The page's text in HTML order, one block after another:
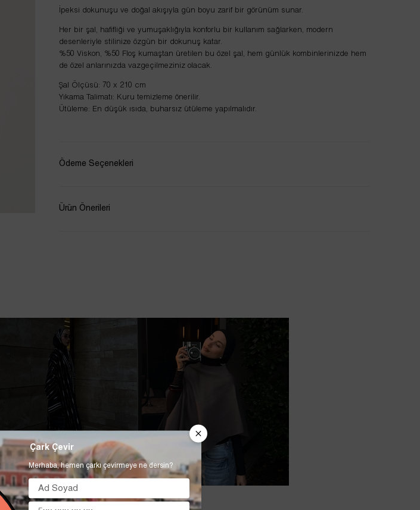
İpeksi dokunuşu ve doğal akışıyla gün boyu zarif bir görünüm sunar.
Her bir şal, hafifliği ve yumuşaklığıyla konforlu bir kullanım sağlarken, modern
desenleriyle stilinize özgün bir dokunuş katar.
%50 Viskon, %50 Floş kumaştan üretilen bu özel şal, hem günlük kombinlerinizde hem
de özel anlarınızda vazgeçilmeziniz olacak.
Şal Ölçüsü: 70 x 210 cm
Yıkama Talimatı: Kuru temizleme önerilir.
Ütüleme: En düşük ısıda, buharsız ütüleme yapılmalıdır.
Ödeme Seçenekleri
Ürün Önerileri
Çark Çevir
Merhaba, hemen çarkı çevirmeye ne dersin?